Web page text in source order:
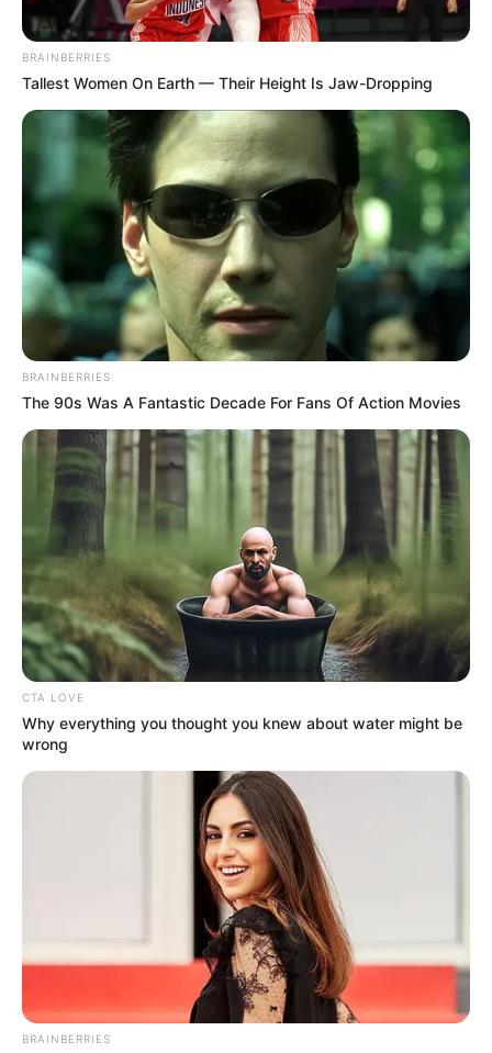
BRAINBERRIES
Tallest Women On Earth — Their Height Is Jaw-Dropping
BRAINBERRIES
The 90s Was A Fantastic Decade For Fans Of Action Movies
CTA LOVE
Why everything you thought you knew about water might be
wrong
BRAINBERRIES